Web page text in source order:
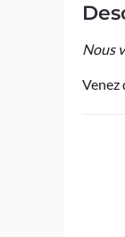
Nous
Venez